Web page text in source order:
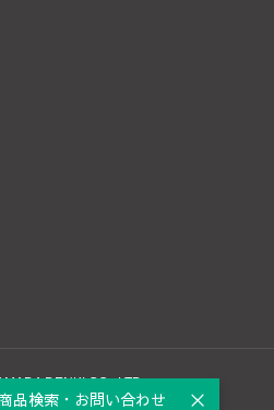
DENKI CO., LTD.
品検索・お問い合わせ